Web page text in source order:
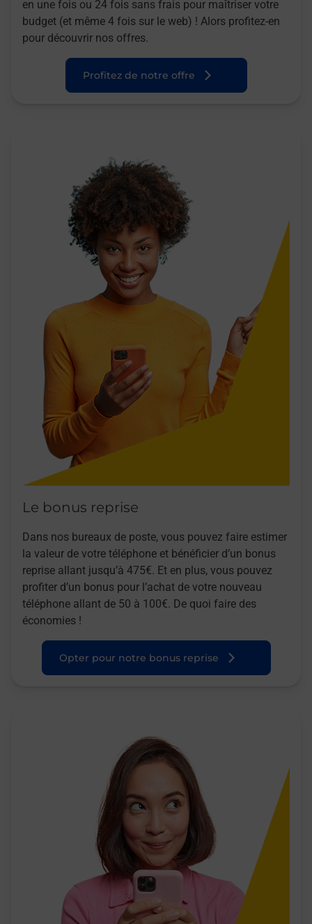
en une fois ou 24 fois sans frais pour maîtriser votre
budget (et même 4 fois sur le web) ! Alors profitez-en
pour découvrir nos offres.
Profitez de notre offre
Le bonus reprise
Dans nos bureaux de poste, vous pouvez faire estimer
la valeur de votre téléphone et bénéficier d’un bonus
reprise allant jusqu’à 475€. Et en plus, vous pouvez
profiter d’un bonus pour l’achat de votre nouveau
téléphone allant de 50 à 100€. De quoi faire des
économies !
Opter pour notre bonus reprise